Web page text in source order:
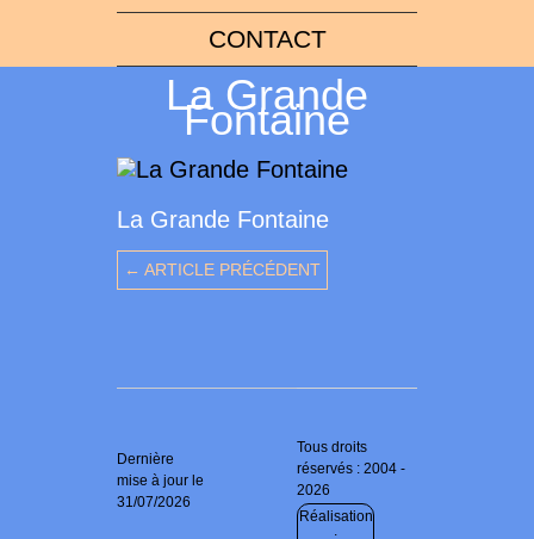
CONTACT
La Grande
Fontaine
La Grande Fontaine
← ARTICLE PRÉCÉDENT
Dernière
mise à jour le
31/07/2026
Tous droits
réservés : 2004 -
2026
Réalisation